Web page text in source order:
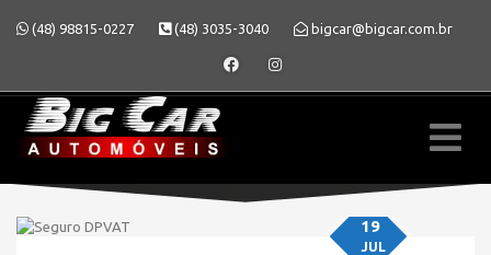
(48) 98815-0227 (48) 3035-3040 bigcar@bigcar.com.br
19
JUL